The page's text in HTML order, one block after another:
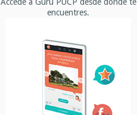
encuentres.